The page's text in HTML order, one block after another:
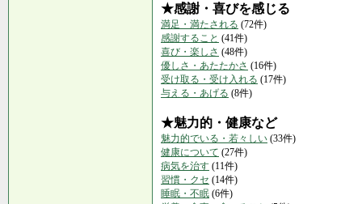
★感謝・喜びを感じる
満足・満たされる (72件)
感謝すること (41件)
喜び・楽しさ (48件)
優しさ・あたたかさ (16件)
受け取る・受け入れる (17件)
与える・あげる (8件)
★魅力的・健康など
魅力的でいる・若々しい (33件)
健康について (27件)
病気を治す (11件)
習慣・クセ (14件)
睡眠・不眠 (6件)